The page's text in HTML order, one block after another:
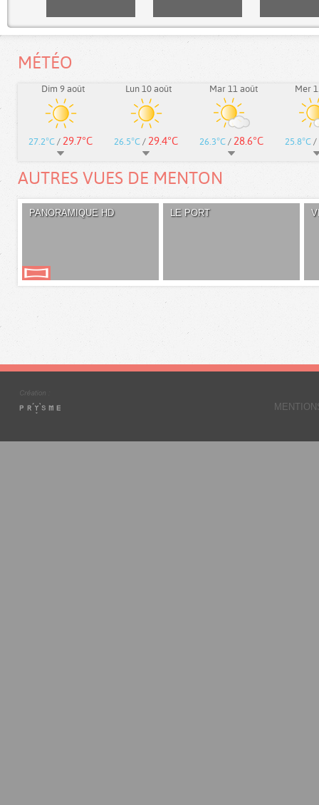
MÉTÉO
Dim 9 août
27.2°C / 29.7°C
Lun 10 août
26.5°C / 29.4°C
Mar 11 août
26.3°C / 28.6°C
Mer
25.8°C /
AUTRES VUES DE MENTON
PANORAMIQUE HD LE PORT